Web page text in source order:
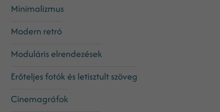
Minimalizmus
Modern retró
Moduláris elrendezések
Erőteljes fotók és letisztult szöveg
Cinemagráfok